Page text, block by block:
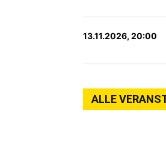
13.11.2026, 20:00
ALLE